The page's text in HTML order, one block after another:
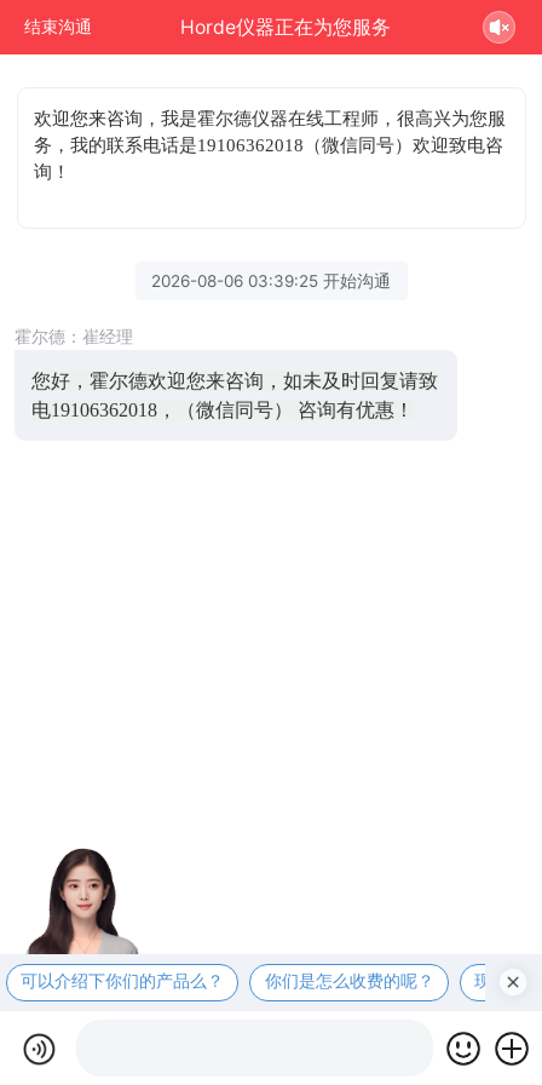
结束沟通 Horde仪器正在为您服务
欢迎您来咨询 ，我是霍尔德仪器在线工程师，很高兴为您服
务，我的联系电话是19106362018（微信同号）欢迎致电咨
询！
2026-08-06 03:39:25 开始沟通
霍尔德：崔经理
您好，霍尔德欢迎您来咨询，如未及时回复请致
电19106362018，（微信同号） 咨询有优惠！
可以介绍下你们的产品么？ 你们是怎么收费的呢？ 现在有